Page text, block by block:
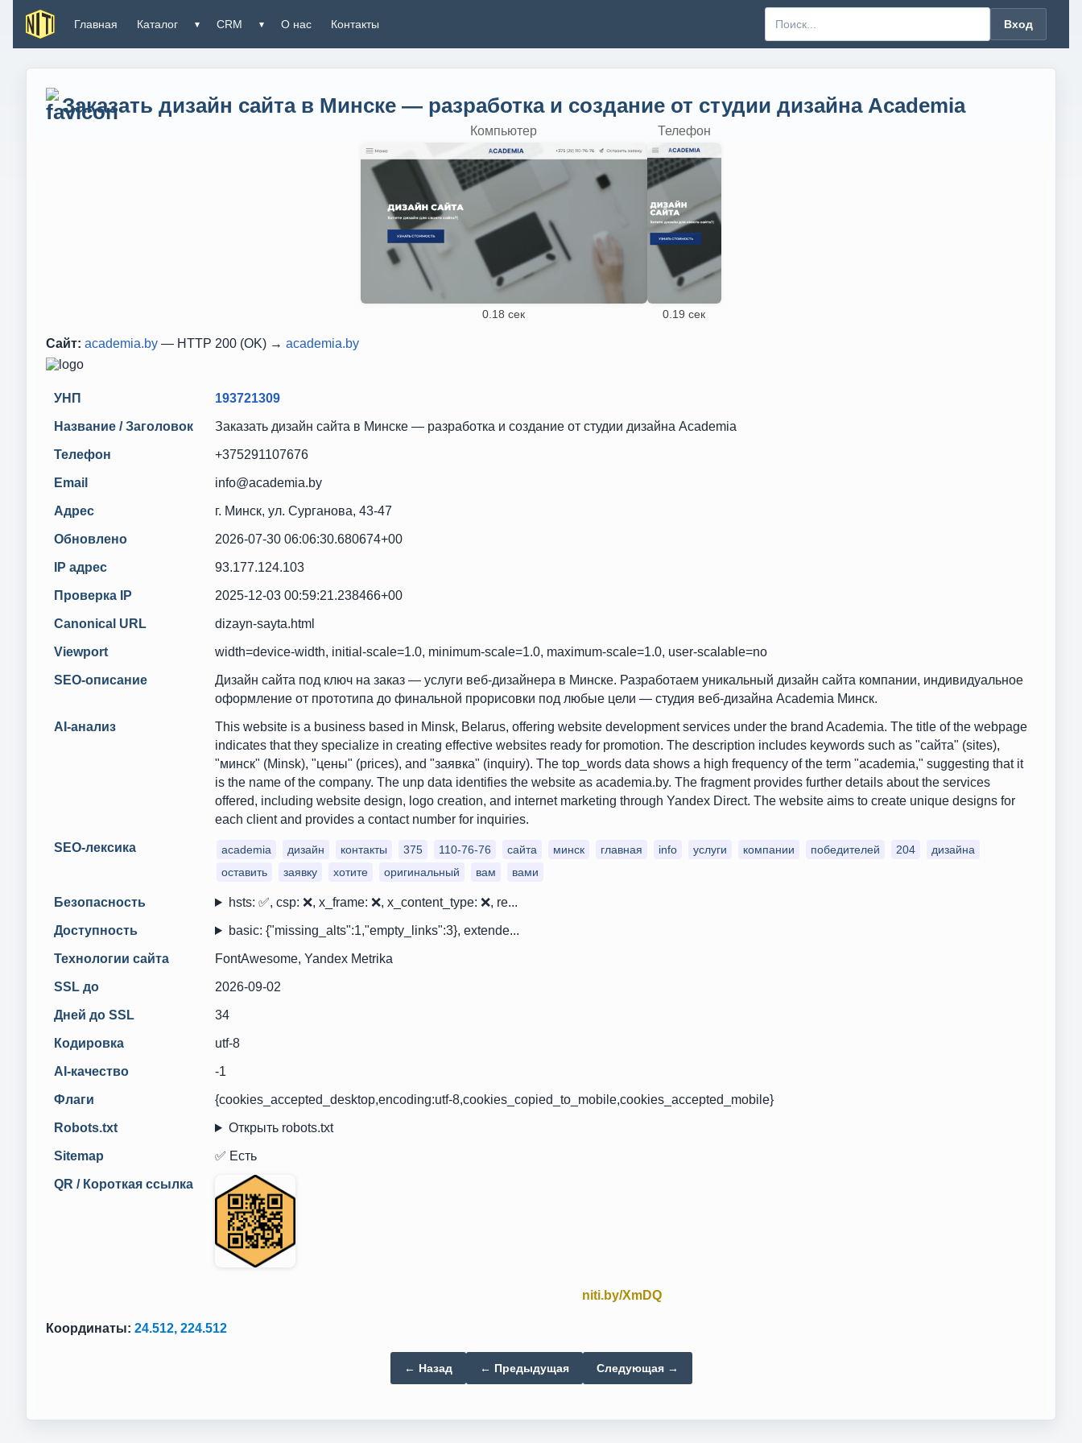
Главная Каталог ▾ CRM ▾ О нас Контакты Вход
Заказать дизайн сайта в Минске — разработка и создание от студии дизайна Academia
Компьютер
0.18 сек
Телефон
0.19 сек
Сайт: academia.by — HTTP 200 (OK) → academia.by
УНП 193721309
Название / Заголовок Заказать дизайн сайта в Минске — разработка и создание от студии дизайна Academia
Телефон +375291107676
Email info@academia.by
Адрес г. Минск, ул. Сурганова, 43-47
Обновлено 2026-07-30 06:06:30.680674+00
IP адрес 93.177.124.103
Проверка IP 2025-12-03 00:59:21.238466+00
Canonical URL dizayn-sayta.html
Viewport width=device-width, initial-scale=1.0, minimum-scale=1.0, maximum-scale=1.0, user-scalable=no
SEO-описание
Дизайн сайта под ключ на заказ — услуги веб-дизайнера в Минске. Разработаем уникальный дизайн сайта компании, индивидуальное
оформление от прототипа до финальной прорисовки под любые цели — студия веб-дизайна Academia Минск.
AI-анализ
This website is a business based in Minsk, Belarus, offering website development services under the brand Academia. The title of the webpage
indicates that they specialize in creating effective websites ready for promotion. The description includes keywords such as "сайта" (sites),
"минск" (Minsk), "цены" (prices), and "заявка" (inquiry). The top_words data shows a high frequency of the term "academia," suggesting that it
is the name of the company. The unp data identifies the website as academia.by. The fragment provides further details about the services
offered, including website design, logo creation, and internet marketing through Yandex Direct. The website aims to create unique designs for
each client and provides a contact number for inquiries.
SEO-лексика academia дизайн контакты 375 110-76-76 сайта минск главная info услуги компании победителей 204
дизайна
оставить
заявку хотите оригинальный вам вами
Безопасность hsts: ✅, csp: ❌, x_frame: ❌, x_content_type: ❌, re...
Доступность basic: {"missing_alts":1,"empty_links":3}, extende...
Технологии сайта FontAwesome, Yandex Metrika
SSL до 2026-09-02
Дней до SSL 34
Кодировка utf-8
AI-качество -1
Флаги {cookies_accepted_desktop,encoding:utf-8,cookies_copied_to_mobile,cookies_accepted_mobile}
Robots.txt Открыть robots.txt
Sitemap ✅ Есть
QR / Короткая ссылка
niti.by/XmDQ
Координаты: 24.512, 224.512
← Назад ← Предыдущая Следующая →